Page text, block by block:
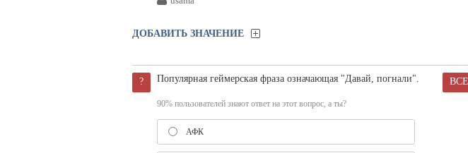
ДОБАВИТЬ ЗНАЧЕНИЕ
? Популярная геймерская фраза означающая "Давай, погнали".
90% пользователей знают ответ на этот вопрос, а ты?
АФК